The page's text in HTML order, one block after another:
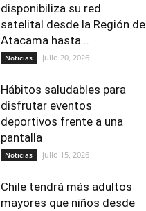
disponibiliza su red
satelital desde la Región de
Atacama hasta...
Noticias julio 20, 2026
Hábitos saludables para
disfrutar eventos
deportivos frente a una
pantalla
Noticias julio 15, 2026
Chile tendrá más adultos
mayores que niños desde